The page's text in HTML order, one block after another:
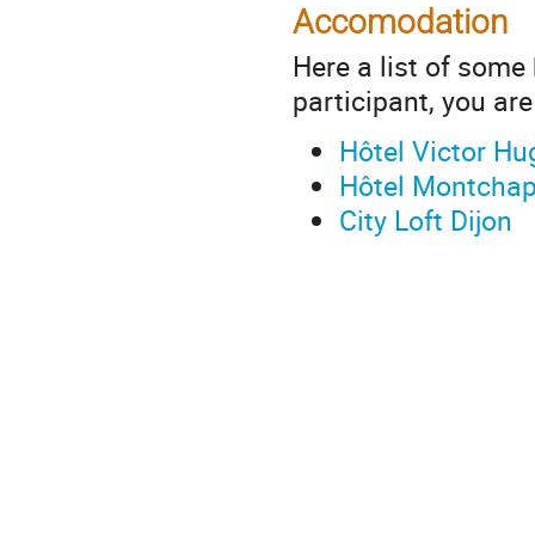
Accomodation
Here a list of
participant, you
Hôtel Victor
Hôtel
City Loft Dijon